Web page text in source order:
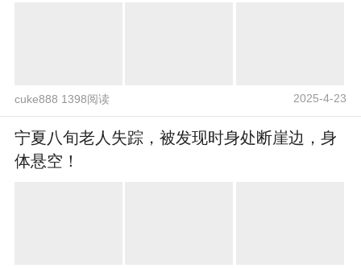
cuke888 1398阅读 2025-4-23
宁夏八旬老人失踪，被发现时身处断崖边，身
体悬空！